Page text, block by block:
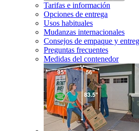
Tarifas e información
Opciones de entrega
Usos habituales
Mudanzas internacionales
Consejos de empaque y
Preguntas frecuentes
Medidas del contenedor